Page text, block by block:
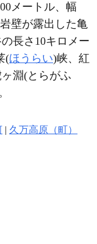
メートル、幅
壁が露出した亀
長さ10キロメー
(ほうらい)峡、紅
淵(とらがふ
| 久万高原（町）